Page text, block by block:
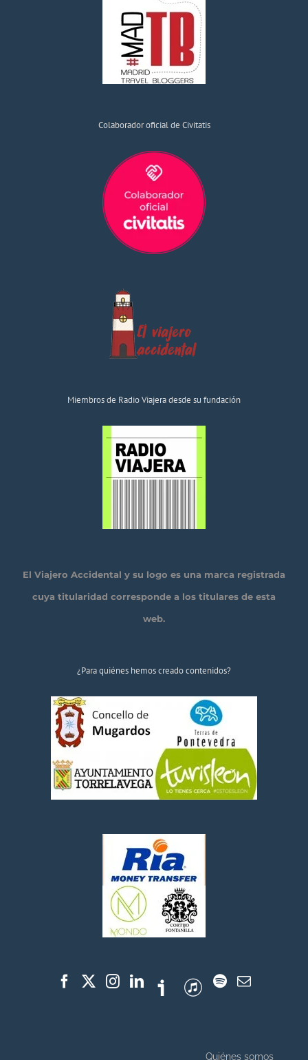
Colaborador oficial de Civitatis
Miembros de Radio Viajera desde su fundación
El Viajero Accidental y su logo es una marca registrada
cuya titularidad corresponde a los titulares de esta
web.
¿Para quiénes hemos creado contenidos?
Quiénes somos